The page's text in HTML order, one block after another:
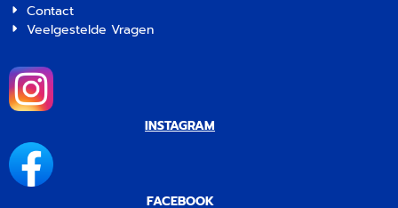
Contact
Veelgestelde Vragen
INSTAGRAM
FACEBOOK